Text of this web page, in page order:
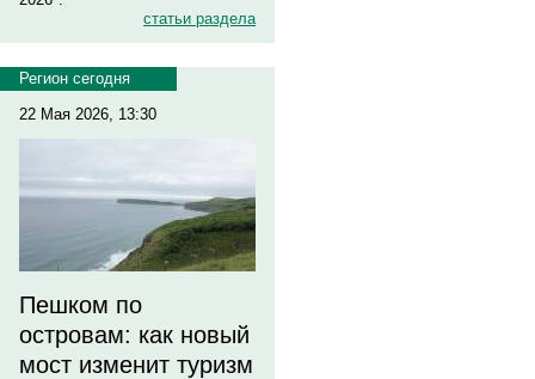
статьи раздела
Регион сегодня
22 Мая 2026, 13:30
Пешком по
островам: как новый
мост изменит туризм